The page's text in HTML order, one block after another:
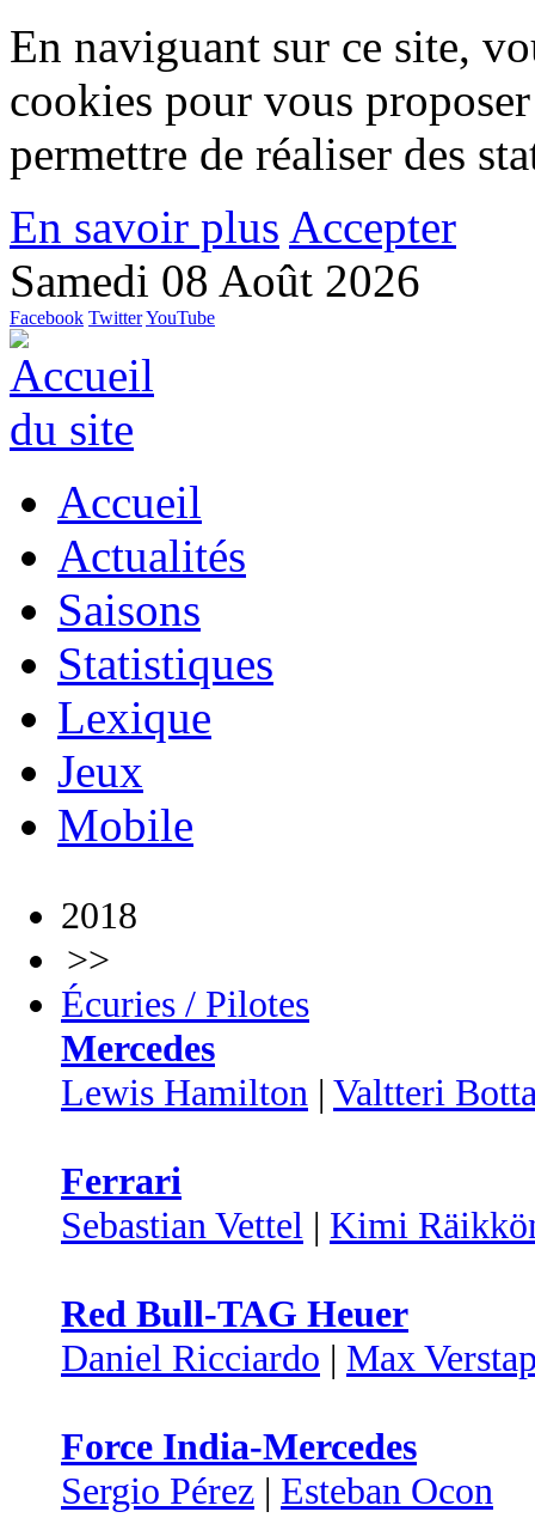
En naviguant sur ce site,
cookies pour vous
permettre de réaliser des
En savoir plus Accepter
Samedi 08 Août 2026
Facebook TwitterYouTube
Accueil
Actualités
Saisons
Statistiques
Lexique
Jeux
Mobile
2018
>>
Écuries / Pilotes
Mercedes
Lewis Hamilton | Valtteri
Ferrari
Sebastian Vettel | Kimi
Red Bull-TAG Heuer
Daniel Ricciardo | Max
Force India-Mercedes
Sergio Pérez | Esteban Ocon